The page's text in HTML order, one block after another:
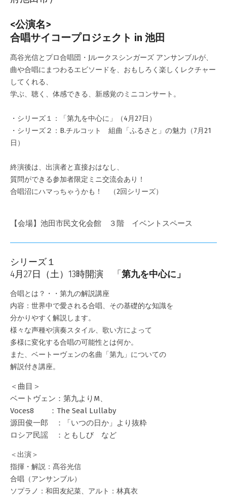
03-
18
<公演名>
合唱サイコープロジェクト in 池田
髙谷光信とプロ合唱団・Jルークスシンガーズ アンサンブルが、
曲や合唱にまつわるエビソードを、おもしろく楽しくレクチャー
してくれる、
学ぶ、聴く、体感できる、新感覚のミニコンサート。
・シリーズ１：「第九を中心に」（4月27日）
・シリーズ２：B.チルコット 組曲「ふるさと」の魅力（7月21
日）
終演後は、出演者と直接おはなし、
質問ができる参加者限定ミニ交流会あり！
合唱沼にハマっちゃうかも！ （2回シリーズ）
【会場】池田市民文化会館 ３階 イベントスペース
シリーズ１
4月27日（土）13時開演 「 第九を中心に」
合唱とは？・・第九の解説講座
内容：世界中で愛される合唱、その基礎的な知識を
分かりやすく解説します。
様々な声種や演奏スタイル、歌い方によって
多様に変化する合唱の可能性とは何か。
また、ベートーヴェンの名曲「第九」についての
解説付き講座。
＜曲目＞
ベートヴェン：第九よりM、
Voces8 ：The Seal Lullaby
源田俊一郎 ：「いつの日か」より抜粋
ロシア民謡 ：ともしび など
＜出演＞
指揮・解説：髙谷光信
合唱（アンサンブル）
ソプラノ：和田友紀菜、アルト：林真衣